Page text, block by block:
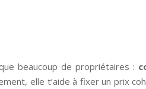
beaucoup de propriétaires :
elle t’aide à fixer un prix